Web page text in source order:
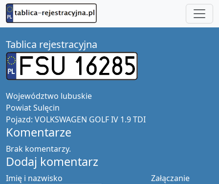
Tablica rejestracyjna
Województwo lubuskie
PowiatSulęcin
Pojazd: VOLKSWAGEN GOLF IV 1.9 TDI
Komentarze
Brak komentarzy.
Dodaj komentarz
Załączanie
Imię i nazwisko